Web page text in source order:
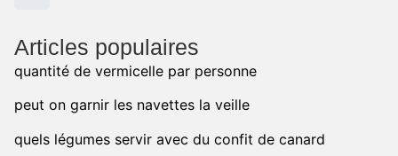
Articles populaires
quantité de vermicelle par personne
peut on garnir les navettes la veille
quels légumes servir avec du confit de canard